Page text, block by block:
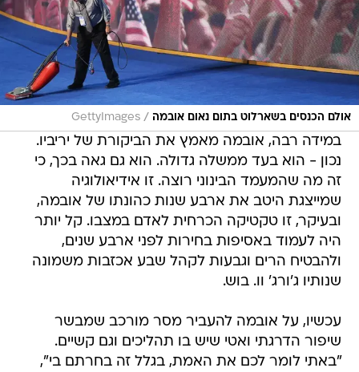
אולם הכנסים בשארלוט בתום נאום אובמה /
GettyImages
במידה רבה, אובמה מאמץ את הביקורת של יריביו.
נכון - הוא בעד ממשלה גדולה. הוא גם גאה בכך, כי
זה מה שהמעמד הבינוני רוצה. זו אידיאולוגיה
שמייצגת היטב את ארבע שנות כהונתו של אובמה,
ובעיקר, זו טקטיקה הכרחית לאדם במצבו. קל יותר
היה לעמוד באסיפות בחירות לפני ארבע שנים,
ולהבטיח הרים וגבעות לקהל שבע אכזבות משמונה
שנותיו ג'ורג' וו. בוש.
עכשיו, על אובמה להעביר מסר מורכב שמבשר
שיפור הדרגתי ואטי שיש בו תהליכים וגם קשיים.
"באתי לומר לכם את האמת, בגלל זה בחרתם בי",